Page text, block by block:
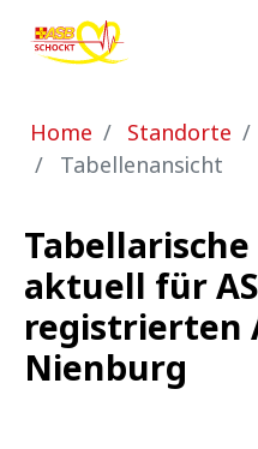
Zum Hauptinhalt springen
Sie sind hier:
Home Standorte
Tabellenansicht
aktuell für
registrierten
Nienburg